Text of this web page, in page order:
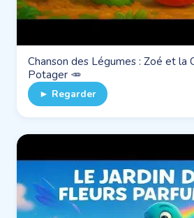
Chanson des Légumes : Zoé et la
Potager 🥕
► Regarder